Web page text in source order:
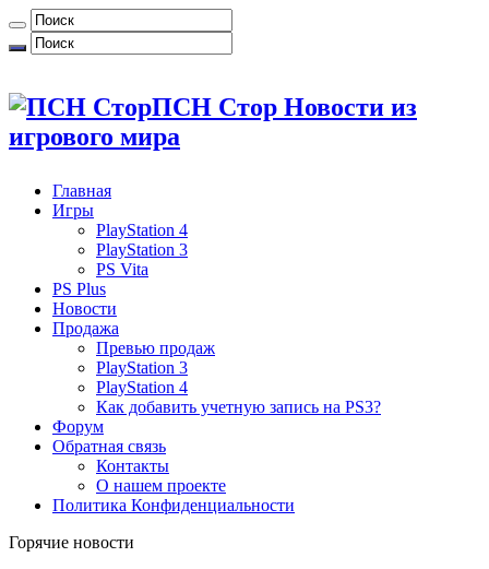
ПСН Стор Новости из
игрового мира
Главная
Игры
PlayStation 4
PlayStation 3
PS Vita
PS Plus
Новости
Продажа
Превью продаж
PlayStation 3
PlayStation 4
Как добавить учетную запись на PS3?
Форум
Обратная связь
Контакты
О нашем проекте
Политика Конфиденциальности
Горячие новости